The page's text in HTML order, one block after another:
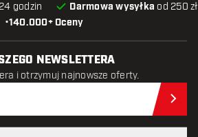
•140.000+ Oceny
godzin Darmowa wysyłka od 250
NEWSLETTERA
i otrzymuj najnowsze oferty.